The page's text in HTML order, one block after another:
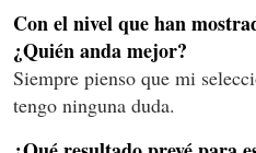
Con el nivel que han
¿Quién anda mejor?
Siempre pienso que mi
tengo ninguna duda.